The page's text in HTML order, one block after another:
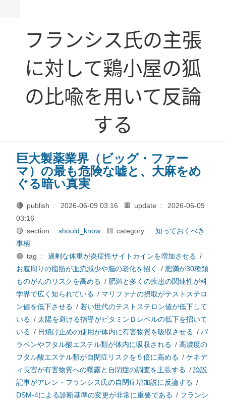
フランシス氏の主張
に対して鶏小屋の狐
の比喩を用いて反論
する
巨大製薬業界（ビッグ・ファー
マ）の最も危険な嘘と、大麻をめ
ぐる暗い真実
🔴 publish : 2026-06-09 03:16 🟥 update :
2026-06-09
03:16
🟡 section : should_know 🟨 category :
知っておくべき
事柄
🟢 tag :
過剰な体重が炎症性サイトカインを増加させる /
お腹周りの脂肪が血流減少や脳の老化を招く
/ 肥満が30種類
ものがんのリスクを高める / 肥満と多くの疾患の関連性が科
学界で広く知られている / マリファナの摂取がテストステロ
ン値を低下させる / 若い世代のテストステロン値が低下して
いる / 太陽を避ける指導がビタミンＤレベルの低下を招いて
いる / 日焼け止めの使用が体内に有害物質を吸収させる / パ
ラベンやフタル酸エステル類が体内に吸収される / 高濃度の
フタル酸エステル類が自閉症リスクを５倍に高める / ケネデ
ィ長官が有害物質への曝露と自閉症の調査を主張する / 論説
記事がアレン・フランシス氏の自閉症増加説に反論する /
DSM-4による診断基準の変更が非常に重要である / フランシ